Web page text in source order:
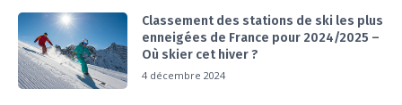
Classement des stations de ski les plus
enneigées de France pour 2024/2025 –
Où skier cet hiver ?
4 décembre 2024